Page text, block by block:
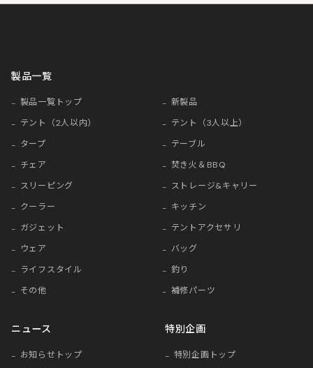
製品一覧
製品一覧トップ
新製品
テント（2人以内）
テント（3人以上）
タープ
テーブル
チェア
焚き火＆BBQ
スリーピング
ストレージ&キャリー
クーラー
キッチン
ガジェット
テントアクセサリ
ウェア
バッグ
ライフスタイル
釣り
その他
補修パーツ
ニュース
お知らせトップ
特別企画
特別企画トップ